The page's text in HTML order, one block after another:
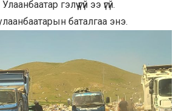
гэлүү үгүй ээ үгүй.
баталгаа энэ.